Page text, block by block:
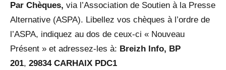
Par Chèques, via l’Association de Soutien à la Presse
Alternative (ASPA). Libellez vos chèques à l’ordre de
l’ASPA, indiquez au dos de ceux-ci « Nouveau
Présent » et adressez-les à: Breizh Info, BP
201, 29834 CARHAIX PDC1